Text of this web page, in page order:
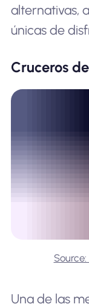
alternativas,
únicas de
Cruceros
Una de las